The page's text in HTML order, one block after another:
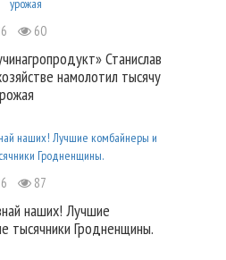
60
Станислав
намолотил тысячу
87
наших! Лучшие
тысячники Гродненщины.